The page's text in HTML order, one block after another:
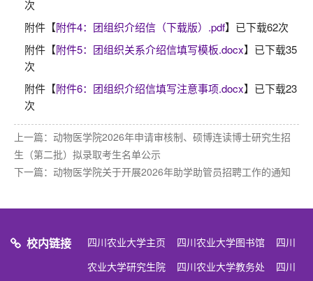
次
附件【附件4：团组织介绍信（下载版）.pdf】已下载62次
附件【附件5：团组织关系介绍信填写模板.docx】已下载35
次
附件【附件6：团组织介绍信填写注意事项.docx】已下载23
次
上一篇： 动物医学院2026年申请审核制、硕博连读博士研究生招
生（第二批）拟录取考生名单公示
下一篇： 动物医学院关于开展2026年助学助管员招聘工作的通知
校内链接 四川农业大学主页 四川农业大学图书馆
四川
农业大学研究生院
四川农业大学教务处
四川